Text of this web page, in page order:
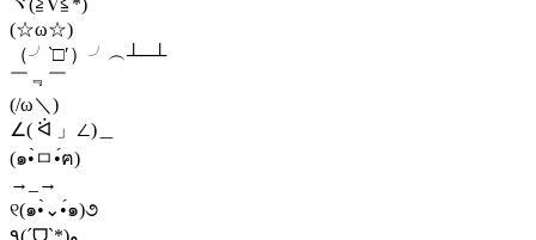
ヾ(≧∇≦*)ゝ
(☆ω☆)
（╯‵□′）╯︵┴─┴
￣﹃￣
(/ω＼)
∠( ᐛ 」∠)＿
(๑•̀ㅁ•́ฅ)
→_→
୧(๑•̀⌄•́๑)૭